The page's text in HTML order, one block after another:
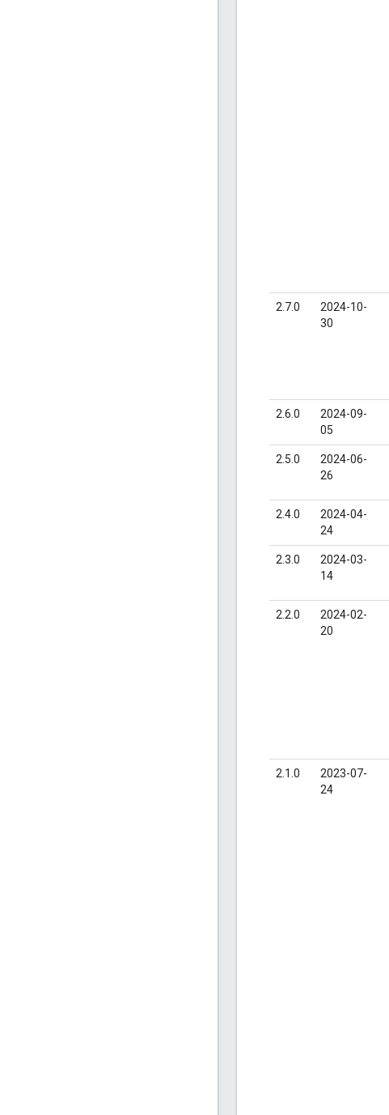
2.7.0
2024-10-
30
2.6.0
2024-09-
05
2.5.0
2024-06-
26
2.4.0
2024-04-
24
2.3.0
2024-03-
14
2.2.0
2024-02-
20
2.1.0
2023-07-
24